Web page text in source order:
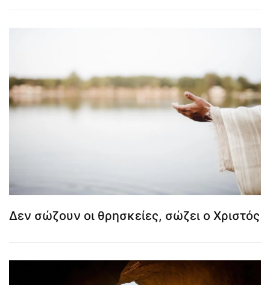
Δεν σώζουν οι θρησκείες, σώζει ο Χριστός